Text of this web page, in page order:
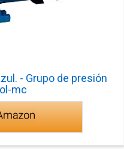
- Grupo de presión
mc